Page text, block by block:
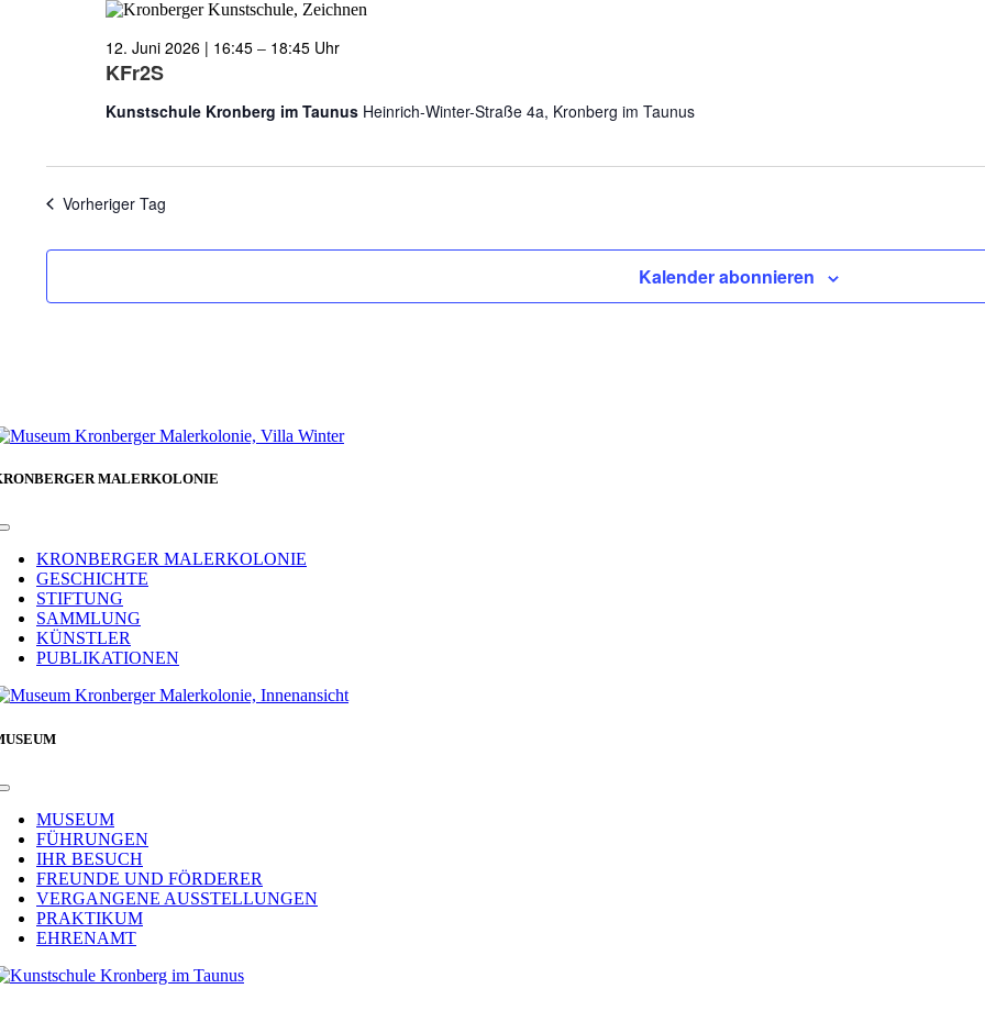
KFr2S
12. Juni 2026 | 16:45 – 18:45
Kunstschule Kronberg im Taunus Heinrich-Winter-Straße 4a, Kronberg im Taunus
Vorheriger Tag
Kalender abonnieren
MALERKOLONIE
Toggle
NavigationKRONBERGER MALERKOLONIE
GESCHICHTE
STIFTUNG
SAMMLUNG
KÜNSTLER
PUBLIKATIONEN
Toggle
NavigationMUSEUM
FÜHRUNGEN
IHR BESUCH
FREUNDE UND FÖRDERER
VERGANGENE AUSSTELLUNGEN
PRAKTIKUM
EHRENAMT